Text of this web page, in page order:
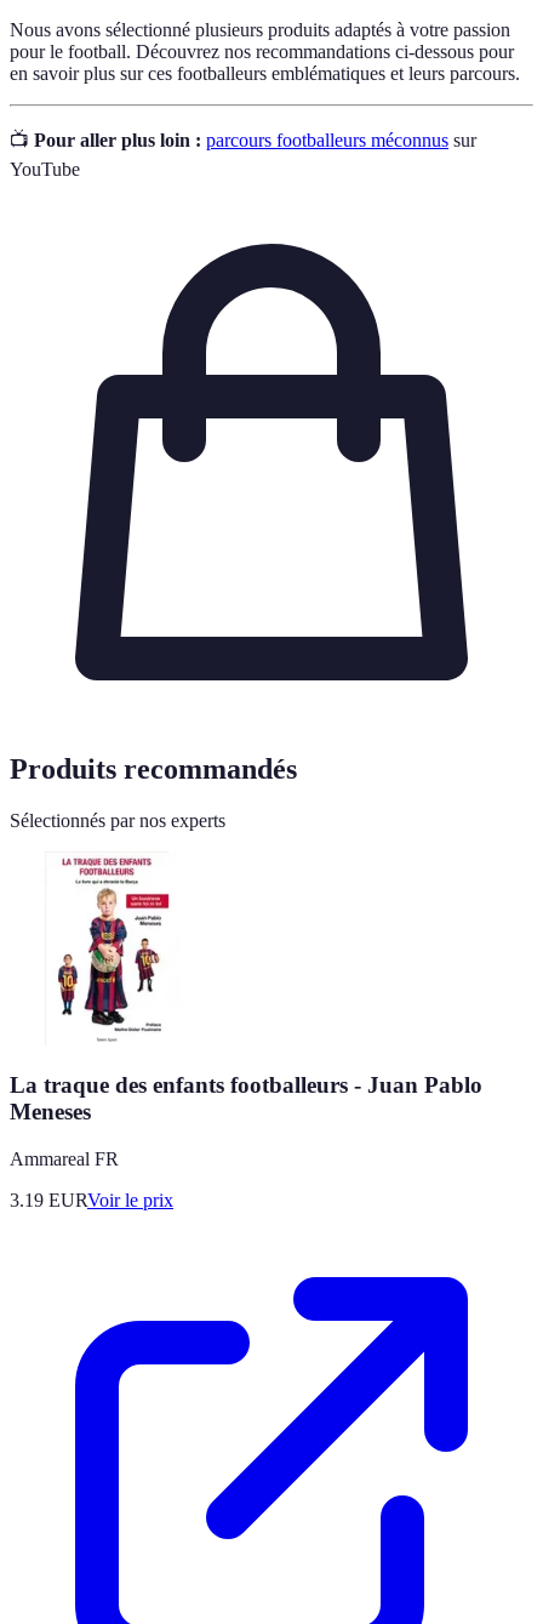
Nous avons sélectionné plusieurs produits adaptés à votre passion
pour le football. Découvrez nos recommandations ci-dessous pour
en savoir plus sur ces footballeurs emblématiques et leurs parcours.
📺 Pour aller plus loin : parcours footballeurs méconnus sur
YouTube
Produits recommandés
Sélectionnés par nos experts
La traque des enfants footballeurs - Juan Pablo
Meneses
Ammareal FR
3.19 EURVoir le prix